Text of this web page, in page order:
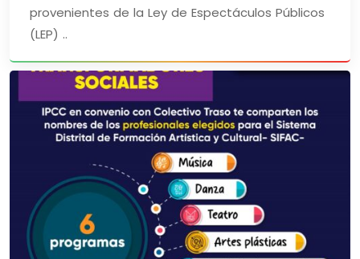
provenientes de la Ley de Espectáculos Públicos
(LEP) ..